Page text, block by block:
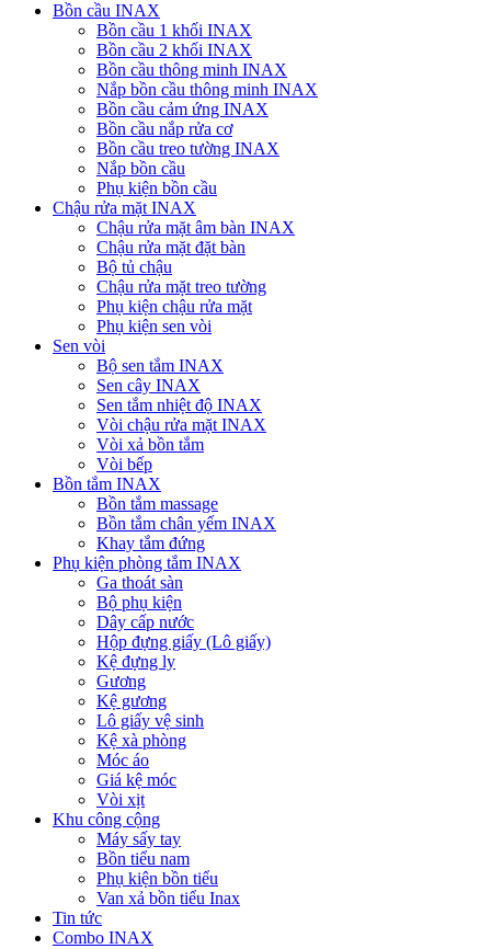
Bồn cầu INAX
Bồn cầu 1 khối INAX
Bồn cầu 2 khối INAX
Bồn cầu thông minh INAX
Nắp bồn cầu thông minh INAX
Bồn cầu cảm ứng INAX
Bồn cầu nắp rửa cơ
Bồn cầu treo tường INAX
Nắp bồn cầu
Phụ kiện bồn cầu
Chậu rửa mặt INAX
Chậu rửa mặt âm bàn INAX
Chậu rửa mặt đặt bàn
Bộ tủ chậu
Chậu rửa mặt treo tường
Phụ kiện chậu rửa mặt
Phụ kiện sen vòi
Sen vòi
Bộ sen tắm INAX
Sen cây INAX
Sen tắm nhiệt độ INAX
Vòi chậu rửa mặt INAX
Vòi xả bồn tắm
Vòi bếp
Bồn tắm INAX
Bồn tắm massage
Bồn tắm chân yếm INAX
Khay tắm đứng
Phụ kiện phòng tắm INAX
Ga thoát sàn
Bộ phụ kiện
Dây cấp nước
Hộp đựng giấy (Lô giấy)
Kệ đựng ly
Gương
Kệ gương
Lô giấy vệ sinh
Kệ xà phòng
Móc áo
Giá kệ móc
Vòi xịt
Khu công cộng
Máy sấy tay
Bồn tiểu nam
Phụ kiện bồn tiểu
Van xả bồn tiểu Inax
Tin tức
Combo INAX